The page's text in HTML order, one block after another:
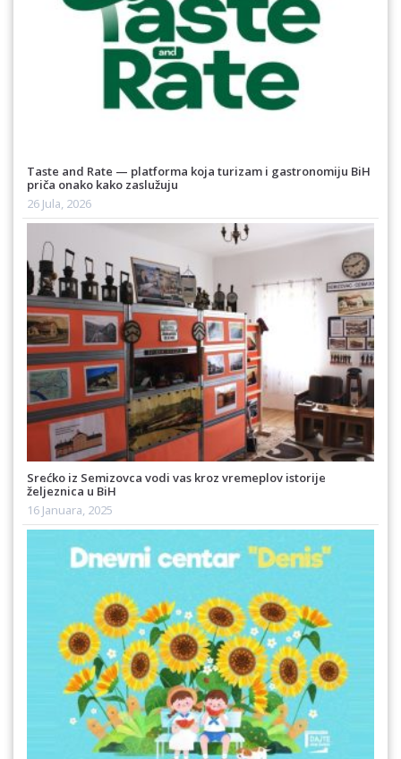
Taste and Rate — platforma koja turizam i gastronomiju BiH
priča onako kako zaslužuju
26 Jula, 2026
Srećko iz Semizovca vodi vas kroz vremeplov istorije
željeznica u BiH
16 Januara, 2025